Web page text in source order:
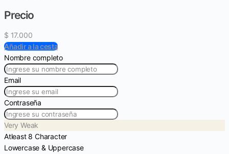
Precio
$ 17.000
Añadir a la cesta
Nombre completo
Email
Contraseña
Very Weak
Atleast 8 Character
Lowercase & Uppercase